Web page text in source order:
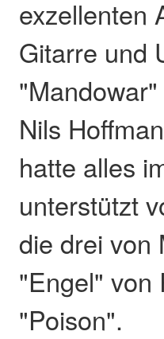
exzellenten
Gitarre und
Nils
hatte alles
unterstützt
die drei von
"Engel" von
"Poison".